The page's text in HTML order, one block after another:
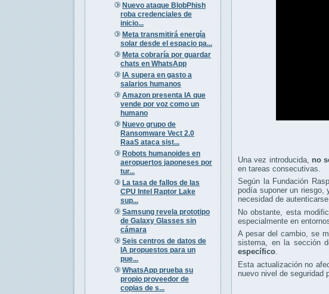
Nuevo ataque BlobPhish
roba credenciales de
inicio...
Meta transmitirá energía
solar desde el espacio pa...
Meta cobraría por guardar
chats en WhatsApp
IA supera en gasto a
salarios humanos
Amazon presenta IA que
vende por voz como un
humano
Nuevo grupo de
Ransomware Vect 2.0
RaaS ataca sist...
Robots humanoides en
aeropuertos japoneses por
tur...
La tasa de fallos de las
CPU Intel Raptor Lake
sup...
Samsung revela prototipo
de Galaxy Glasses sin
cámara
Seis centros de datos de
IA propuestos para un
pue...
WhatsApp prueba su
propio proveedor de
copias de s...
Una vez introducida, no
en tareas consecutivas.
Según la Fundación
podía suponer un riesgo,
necesidad de
No obstante, esta
especialmente en
A pesar del cambio, se
sistema, en la sección
específico.
Esta actualización no
nuevo nivel de seguridad